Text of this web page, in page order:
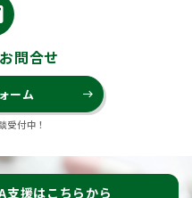
問合せ
ーム east
受付中！
支援はこちらから